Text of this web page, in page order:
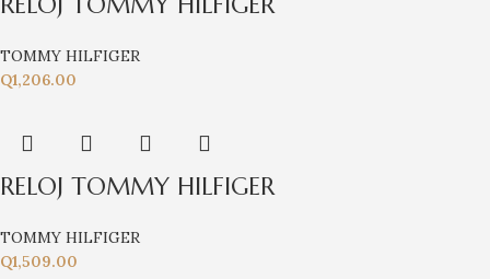
TOMMY HILFIGER
Q1,206.00
RELOJ TOMMY HILFIGER
TOMMY HILFIGER
Q1,509.00